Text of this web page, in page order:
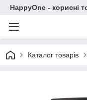
HappyOne - корисні
Каталог товарів